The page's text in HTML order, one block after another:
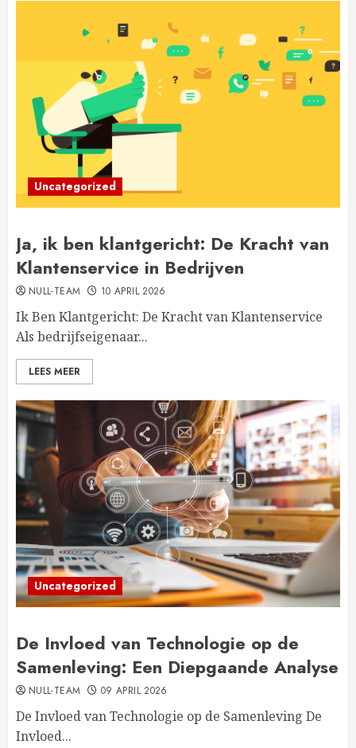
Uncategorized
Ja, ik ben klantgericht: De Kracht van
Klantenservice in Bedrijven
NULL-TEAM 10 APRIL 2026
Ik Ben Klantgericht: De Kracht van Klantenservice
Als bedrijfseigenaar...
LEES MEER
Uncategorized
De Invloed van Technologie op de
Samenleving: Een Diepgaande Analyse
NULL-TEAM 09 APRIL 2026
De Invloed van Technologie op de Samenleving De
Invloed...